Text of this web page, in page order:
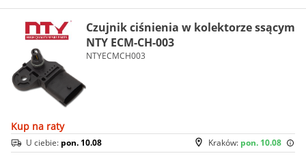
Czujnik ciśnienia w kolektorze ssącym
NTY ECM-CH-003
NTYECMCH003
Kup na raty
Kraków: pon. 10.08
U ciebie: pon. 10.08